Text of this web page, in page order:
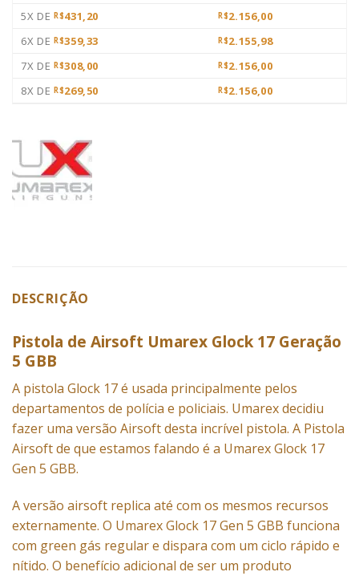
5X DE R$431,20 R$2.156,00
6X DE R$359,33 R$2.155,98
7X DE R$308,00 R$2.156,00
8X DE R$269,50 R$2.156,00
DESCRIÇÃO
Pistola de Airsoft Umarex Glock 17 Geração
5 GBB
A pistola Glock 17 é usada principalmente pelos
departamentos de polícia e policiais. Umarex decidiu
fazer uma versão Airsoft desta incrível pistola. A Pistola
Airsoftde que estamos falando é a Umarex Glock 17
Gen 5 GBB.
A versão airsoft replica até com os mesmos recursos
externamente. O Umarex Glock 17 Gen 5 GBB funciona
com green gás regular e dispara com um ciclo rápido e
nítido. O benefício adicional de ser um produto